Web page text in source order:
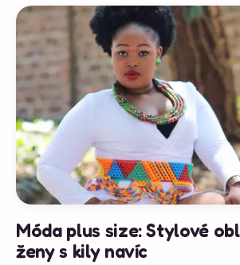
Móda plus size: Stylové
ženy s kily navíc